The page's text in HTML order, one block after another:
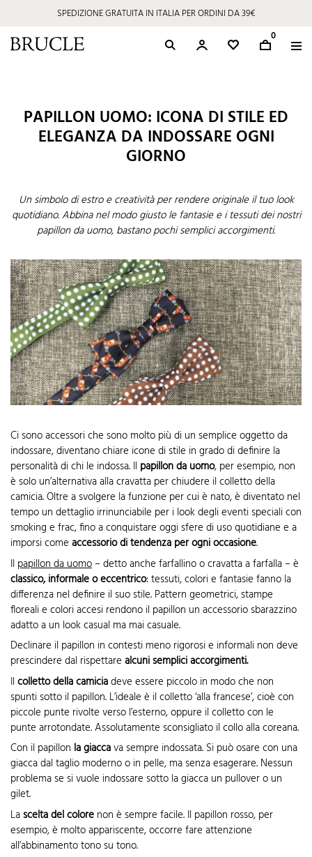
SPEDIZIONE GRATUITA IN ITALIA PER ORDINI DA 39€
0
PAPILLON UOMO: ICONA DI STILE ED
ELEGANZA DA INDOSSARE OGNI
GIORNO
Un simbolo di estro e creatività per rendere originale il tuo look
quotidiano. Abbina nel modo giusto le fantasie e i tessuti dei nostri
papillon da uomo, bastano pochi semplici accorgimenti.
Ci sono accessori che sono molto più di un semplice oggetto da
indossare, diventano chiare icone di stile in grado di definire la
personalità di chi le indossa. Il papillon da uomo, per esempio, non
è solo un’alternativa alla cravatta per chiudere il colletto della
camicia. Oltre a svolgere la funzione per cui è nato, è diventato nel
tempo un dettaglio irrinunciabile per i look degli eventi speciali con
smoking e frac, fino a conquistare oggi sfere di uso quotidiane e a
imporsi come accessorio di tendenza per ogni occasione.
Il papillon da uomo – detto anche farfallino o cravatta a farfalla – è
classico, informale o eccentrico: tessuti, colori e fantasie fanno la
differenza nel definire il suo stile. Pattern geometrici, stampe
floreali e colori accesi rendono il papillon un accessorio sbarazzino
adatto a un look casual ma mai casuale.
Declinare il papillon in contesti meno rigorosi e informali non deve
prescindere dal rispettare alcuni semplici accorgimenti.
Ilcolletto della camiciadeve essere piccolo in modo che non
spunti sotto il papillon. L’ideale è il colletto ‘alla francese’, cioè con
piccole punte rivolte verso l’esterno, oppure il colletto con le
punte arrotondate. Assolutamente sconsigliato il collo alla coreana.
Con il papillon la giaccava sempre indossata. Si può osare con una
giacca dal taglio moderno o in pelle, ma senza esagerare. Nessun
problema se si vuole indossare sotto la giacca un pullover o un
gilet.
Lascelta del colore non è sempre facile. Il papillon rosso, per
esempio, è molto appariscente, occorre fare attenzione
all’abbinamento tono su tono.